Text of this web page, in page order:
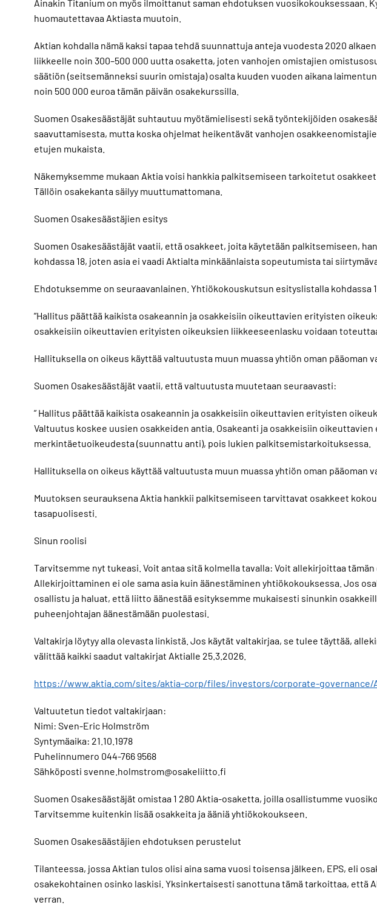
Ainakin Titanium on myös ilmoittanut saman ehdotuksen vuosikokouksessaan.
huomautettavaa Aktiasta muutoin.
Aktian kohdalla nämä kaksi tapaa tehdä suunnattuja anteja vuodesta 2020
liikkeelle noin 300–500 000 uutta osaketta, joten vanhojen omistajien
säätiön (seitsemänneksi suurin omistaja) osalta kuuden vuoden aikana
noin 500 000 euroa tämän päivän osakekurssilla.
Suomen Osakesäästäjät suhtautuu myötämielisesti sekä työntekijöiden
saavuttamisesta, mutta koska ohjelmat heikentävät vanhojen
etujen mukaista.
Näkemyksemme mukaan Aktia voisi hankkia palkitsemiseen tarkoitetut
Tällöin osakekanta säilyy muuttumattomana.
Suomen Osakesäästäjien esitys
Suomen Osakesäästäjät vaatii, että osakkeet, joita käytetään palkitsemiseen,
kohdassa 18, joten asia ei vaadi Aktialta minkäänlaista sopeutumista tai
Ehdotuksemme on seuraavanlainen. Yhtiökokouskutsun esityslistalla kohdassa
”Hallitus päättää kaikista osakeannin ja osakkeisiin oikeuttavien erityisten
osakkeisiin oikeuttavien erityisten oikeuksien liikkeeseenlasku voidaan
Hallituksella on oikeus käyttää valtuutusta muun muassa yhtiön oman
Suomen Osakesäästäjät vaatii, että valtuutusta muutetaan seuraavasti:
” Hallitus päättää kaikista osakeannin ja osakkeisiin oikeuttavien erityisten
Valtuutus koskee uusien osakkeiden antia. Osakeanti ja osakkeisiin
merkintäetuoikeudesta (suunnattu anti), pois lukien palkitsemistarkoituksessa.
Hallituksella on oikeus käyttää valtuutusta muun muassa yhtiön oman
Muutoksen seurauksena Aktia hankkii palkitsemiseen tarvittavat osakkeet
tasapuolisesti.
Sinun roolisi
Tarvitsemme nyt tukeasi. Voit antaa sitä kolmella tavalla: Voit allekirjoittaa
Allekirjoittaminen ei ole sama asia kuin äänestäminen yhtiökokouksessa. Jos
osallistu ja haluat, että liitto äänestää esityksemme mukaisesti sinunkin
puheenjohtajan äänestämään puolestasi.
Valtakirja löytyy alla olevasta linkistä. Jos käytät valtakirjaa, se tulee täyttää,
välittää kaikki saadut valtakirjat Aktialle 25.3.2026.
https://www.aktia.com/sites/aktia-corp/files/investors/corporate-governance/
Valtuutetun tiedot valtakirjaan:
Nimi: Sven-Eric Holmström
Syntymäaika: 21.10.1978
Puhelinnumero 044-766 9568
Sähköposti svenne.holmstrom@osakeliitto.fi
Suomen Osakesäästäjät omistaa 1 280 Aktia-osaketta, joilla osallistumme
Tarvitsemme kuitenkin lisää osakkeita ja ääniä yhtiökokoukseen.
Suomen Osakesäästäjien ehdotuksen perustelut
Tilanteessa, jossa Aktian tulos olisi aina sama vuosi toisensa jälkeen, EPS, eli
osakekohtainen osinko laskisi. Yksinkertaisesti sanottuna tämä tarkoittaa,
verran.